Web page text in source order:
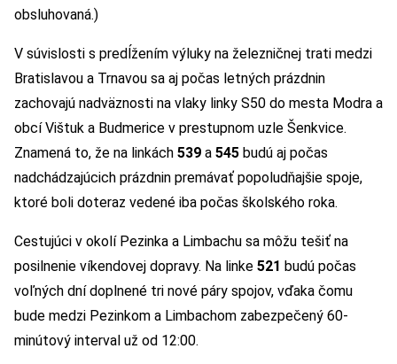
obsluhovaná.)
V súvislosti s predĺžením výluky na železničnej trati medzi
Bratislavou a Trnavou sa aj počas letných prázdnin
zachovajú nadväznosti na vlaky linky S50 do mesta Modra a
obcí Vištuk a Budmerice v prestupnom uzle Šenkvice.
Znamená to, že na linkách 539 a 545 budú aj počas
nadchádzajúcich prázdnin premávať popoludňajšie spoje,
ktoré boli doteraz vedené iba počas školského roka.
Cestujúci v okolí Pezinka a Limbachu sa môžu tešiť na
posilnenie víkendovej dopravy. Na linke 521 budú počas
voľných dní doplnené tri nové páry spojov, vďaka čomu
bude medzi Pezinkom a Limbachom zabezpečený 60-
minútový interval už od 12:00.